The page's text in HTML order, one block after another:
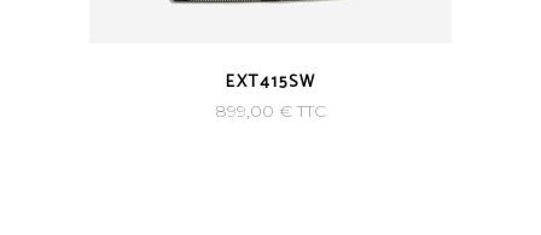
EXT415SW
899,00 €TTC